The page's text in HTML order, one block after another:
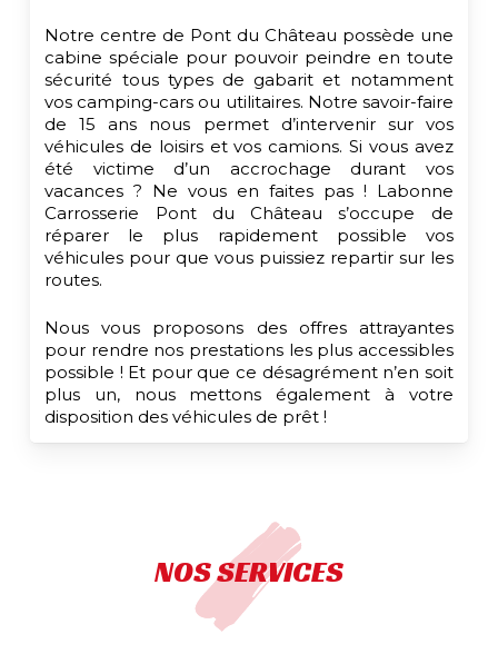
Notre centre de Pont du Château possède une
cabine spéciale pour pouvoir peindre en toute
sécurité tous types de gabarit et notamment
vos camping-cars ou utilitaires. Notre savoir-faire
de 15 ans nous permet d’intervenir sur vos
véhicules de loisirs et vos camions. Si vous avez
été victime d’un accrochage durant vos
vacances ? Ne vous en faites pas ! Labonne
Carrosserie Pont du Château s’occupe de
réparer le plus rapidement possible vos
véhicules pour que vous puissiez repartir sur les
routes.
Nous vous proposons des offres attrayantes
pour rendre nos prestations les plus accessibles
possible ! Et pour que ce désagrément n’en soit
plus un, nous mettons également à votre
disposition des véhicules de prêt !
NOS SERVICES